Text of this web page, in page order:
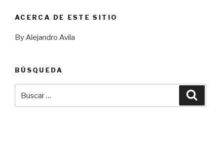
ACERCA DE ESTE SITIO
By Alejandro Avila
BÚSQUEDA
por: